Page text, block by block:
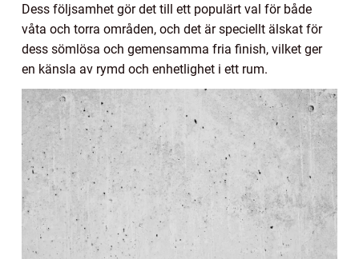
Dess följsamhet gör det till ett populärt val för både
våta och torra områden, och det är speciellt älskat för
dess sömlösa och gemensamma fria finish, vilket ger
en känsla av rymd och enhetlighet i ett rum.